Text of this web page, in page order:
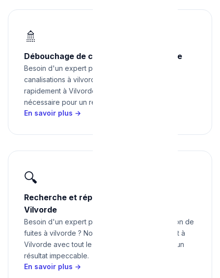
🚿
Débouchage de canalisations à Vilvorde
Besoin d'un expert pour débouchage de
canalisations à vilvorde ? Nous intervenons
rapidement à Vilvorde avec tout le matériel
nécessaire pour un résultat impeccable.
En savoir plus →
🔍
Recherche et réparation de fuites à
Vilvorde
Besoin d'un expert pour recherche et réparation de
fuites à vilvorde ? Nous intervenons rapidement à
Vilvorde avec tout le matériel nécessaire pour un
résultat impeccable.
En savoir plus →